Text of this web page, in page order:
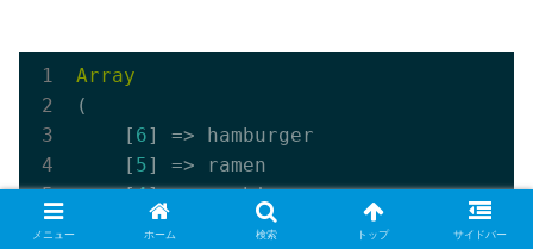
Array
(
    [
6] => hamburger
    [
5] => ramen
    [
4] => sushi
] => pizza
メニュー ホーム 検索 トップ サイドバー